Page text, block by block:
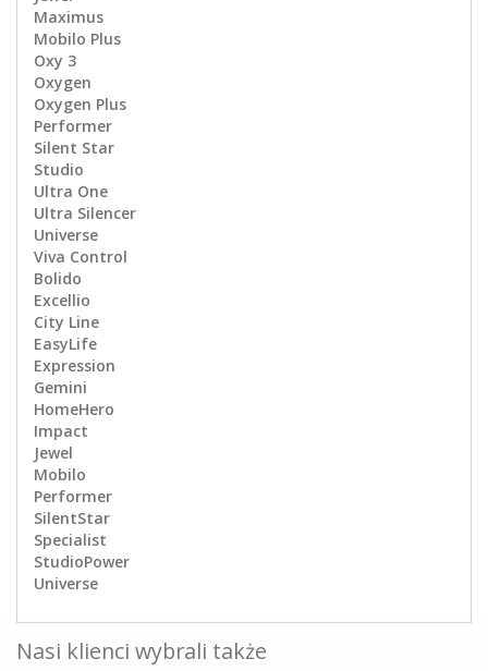
Maximus
Mobilo Plus
Oxy 3
Oxygen
Oxygen Plus
Performer
Silent Star
Studio
Ultra One
Ultra Silencer
Universe
Viva Control
Bolido
Excellio
City Line
EasyLife
Expression
Gemini
HomeHero
Impact
Jewel
Mobilo
Performer
SilentStar
Specialist
StudioPower
Universe
Nasi klienci wybrali także